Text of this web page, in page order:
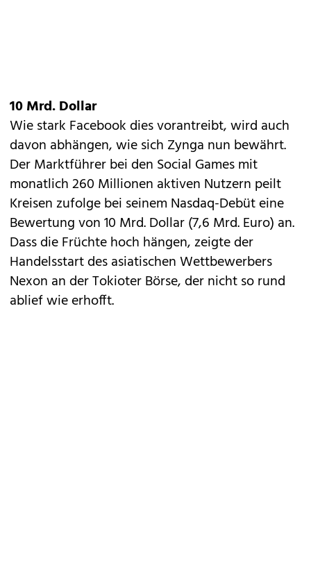
10 Mrd. Dollar
Wie stark Facebook dies vorantreibt, wird auch
davon abhängen, wie sich Zynga nun bewährt.
Der Marktführer bei den Social Games mit
monatlich 260 Millionen aktiven Nutzern peilt
Kreisen zufolge bei seinem Nasdaq-Debüt eine
Bewertung von 10 Mrd. Dollar (7,6 Mrd. Euro) an.
Dass die Früchte hoch hängen, zeigte der
Handelsstart des asiatischen Wettbewerbers
Nexon an der Tokioter Börse, der nicht so rund
ablief wie erhofft.